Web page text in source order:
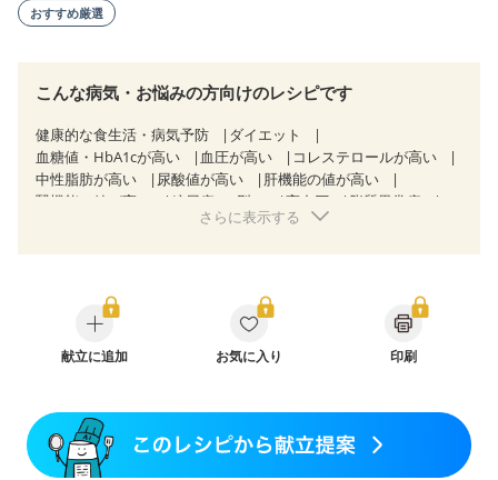
おすすめ厳選
こんな病気・お悩みの方向けのレシピです
健康的な食生活・病気予防
ダイエット
血糖値・HbA1cが高い
血圧が高い
コレステロールが高い
中性脂肪が高い
尿酸値が高い
肝機能の値が高い
腎機能の値が高い
糖尿病（2型） 高血圧
脂質異常症
狭心症 心筋梗塞
糖尿病性腎症（第３期）
CKD（ステージ１）
CKD（ステージ２）
CKD（ステージ３a）
乳がん（抗がん剤治療中）
乳がん（ホルモン療法中）
大腸がん治療を終えた方・経過観察中の方
大腸がん（抗がん剤治療中）
大腸がん（放射線治療中）
食欲がない
さらに表示する
献立に追加 お気に入り 印刷